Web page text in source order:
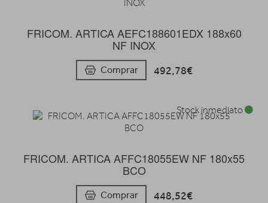
FRICOM. ARTICA AEFC188601EDX 188x60
NF INOX
Comprar 492,78€
FRICOM. ARTICA AFFC18055EW NF 180x55
BCO
Comprar 448,52€
Stock inmediato